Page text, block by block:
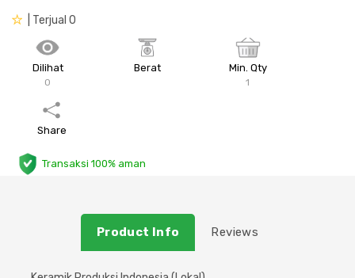
Sanitari & Aksesorisnya
Scaffolding
Besi Profil & Plat
Pompa dan Pipa
| Terjual 0
Dilihat
0
Berat Min. Qty
1
Share
Transaksi 100% aman
Product Info Reviews